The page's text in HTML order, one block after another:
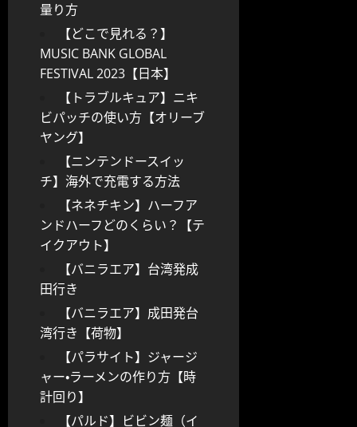
量り方
【どこで見れる？】
MUSIC BANK GLOBAL
FESTIVAL 2023【日本】
【トラブルキュア】ニキ
ビパッチの使い方【オリーブ
ヤング】
【ニンテンドースイッ
チ】海外で充電する方法
【ネネチキン】ハーフア
ンドハーフどのくらい？【テ
イクアウト】
【バニラエア】台湾発成
田行き
【バニラエア】成田発台
湾行き【荷物】
【パラサイト】ジャージ
ャー・ラーメンの作り方【時
計回り】
【パルド】ビビン麺（イ